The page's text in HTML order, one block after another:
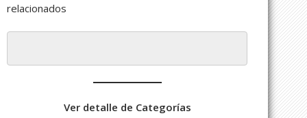
relacionados
Ver detalle de Categorías